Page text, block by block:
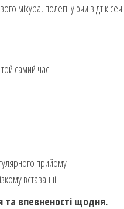
міхура, полегшуючи відтік сечі
самий час
прийому
вставанні
та впевненості щодня.